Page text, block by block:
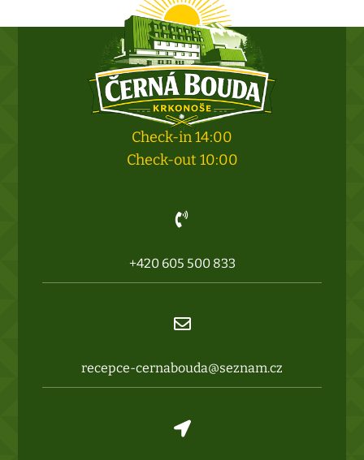
Check-in 14:00
Check-out 10:00

+420 605 500 833

recepce-cernabouda@seznam.cz
